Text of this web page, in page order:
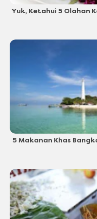
Yuk, Ketahui 5 Olahan
5 Makanan Khas